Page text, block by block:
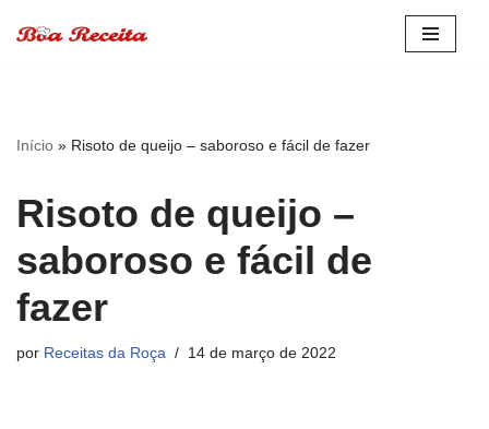
conteúdo
Início » Risoto de queijo – saboroso e fácil de fazer
Risoto de queijo –
saboroso e fácil de
fazer
por Receitas da Roça 14 de março de 2022